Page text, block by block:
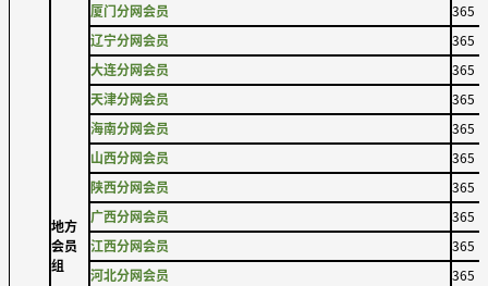
地方
会员
组
厦门分网会员
365
辽宁分网会员
365
大连分网会员
365
天津分网会员
365
海南分网会员
365
山西分网会员
365
陕西分网会员
365
广西分网会员
365
江西分网会员
365
河北分网会员
365